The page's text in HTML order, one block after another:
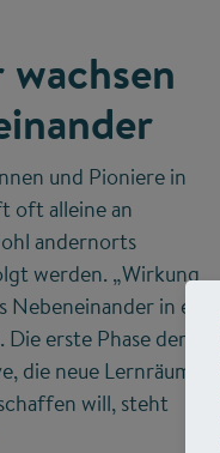
und Pioniere in
oft alleine an
andernorts
werden. „Wirkung
in ein
erste Phase der
die neue Lernräume
will, steht